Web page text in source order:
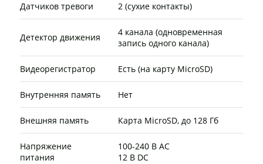
Датчиков тревоги 2 (сухие контакты)
Детектор движения
4 канала (одновременная
запись одного канала)
Видеорегистратор Есть (на карту MicroSD)
Внутренняя память Нет
Внешняя память Карта MicroSD, до 128 Гб
Напряжение
питания
100-240 В AC
12 В DC